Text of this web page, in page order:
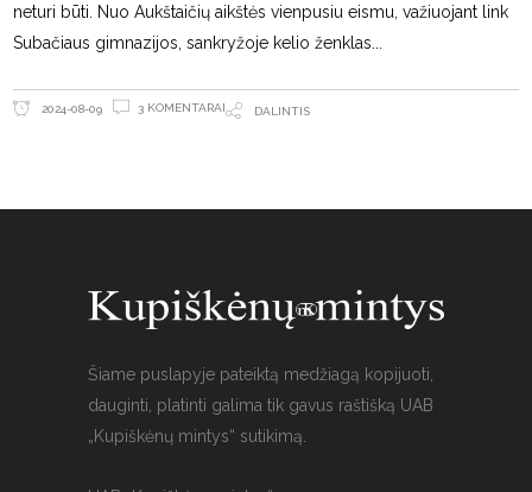
neturi būti. Nuo Aukštaičių aikštės vienpusiu eismu, važiuojant link
Subačiaus gimnazijos, sankryžoje kelio ženklas
2024-08-09 3 KOMENTARAI DALINTIS
Šiame puslapyje pateiktą medžiagą kopijuoti,
dauginti, platinti galima tik gavus raštišką UAB
„Kupiškėnų mintys“ sutikimą.